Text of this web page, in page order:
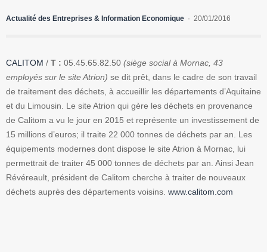
Actualité des Entreprises & Information Economique 20/01/2016
CALITOM / T : 05.45.65.82.50 (siège social à Mornac, 43
employés sur le site Atrion) se dit prêt, dans le cadre de son travail
de traitement des déchets, à accueillir les départements d’Aquitaine
et du Limousin. Le site Atrion qui gère les déchets en provenance
de Calitom a vu le jour en 2015 et représente un investissement de
15 millions d’euros; il traite 22 000 tonnes de déchets par an. Les
équipements modernes dont dispose le site Atrion à Mornac, lui
permettrait de traiter 45 000 tonnes de déchets par an. Ainsi Jean
Révéreault, président de Calitom cherche à traiter de nouveaux
déchets auprès des départements voisins. www.calitom.com